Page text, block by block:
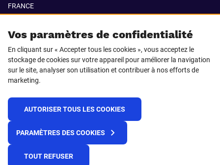
Vos paramètres de confidentialité
En cliquant sur « Accepter tous les cookies », vous acceptez le
stockage de cookies sur votre appareil pour améliorer la navigation
sur le site, analyser son utilisation et contribuer à nos efforts de
marketing.
AUTORISER TOUS LES COOKIES
PARAMÈTRES DES COOKIES
TOUT REFUSER
FRANCE
SUIVEZ-NOUS SUR
© 2021 APOK